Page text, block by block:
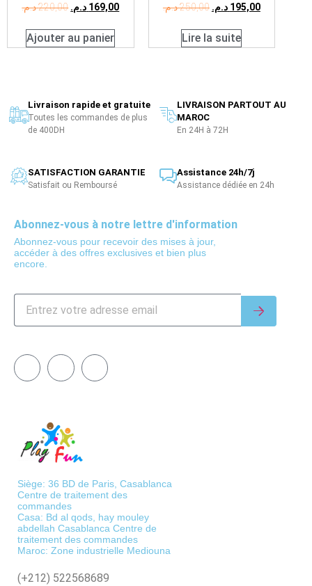
220,00د.م. 169,00 د.م.
Ajouter au panier
250,00د.م. 195,00 د.م.
Lire la suite
Livraison rapide et gratuite
Toutes les commandes de plus
de 400DH
LIVRAISON PARTOUT AU
MAROC
En 24H à 72H
SATISFACTION GARANTIE
Satisfait ou Remboursé
Assistance 24h/7j
Assistance dédiée en 24h
Abonnez-vous à notre lettre d'information
Abonnez-vous pour recevoir des mises à jour,
accéder à des offres exclusives et bien plus
encore.
Siège: 36 BD de Paris, Casablanca
Centre de traitement des
commandes
Casa: Bd al qods, hay mouley
abdellah Casablanca Centre de
traitement des commandes
Maroc: Zone industrielle Mediouna
(+212) 522568689